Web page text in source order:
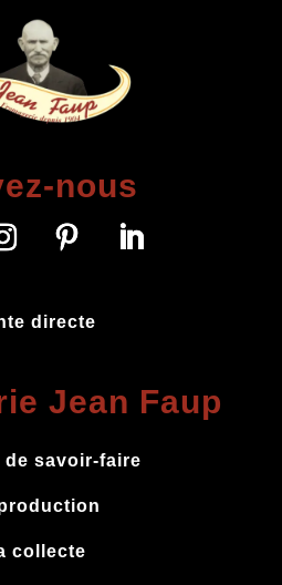
nous
directe
Jean Faup
de savoir-faire
collecte